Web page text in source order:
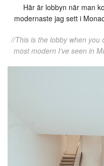
Här är lobbyn när man
modernaste jag sett i
//This is the lobby when you
most modern I’ve seen in